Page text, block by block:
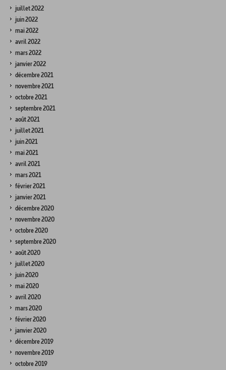
juillet 2022
juin 2022
mai 2022
avril 2022
mars 2022
janvier 2022
décembre 2021
novembre 2021
octobre 2021
septembre 2021
août 2021
juillet 2021
juin 2021
mai 2021
avril 2021
mars 2021
février 2021
janvier 2021
décembre 2020
novembre 2020
octobre 2020
septembre 2020
août 2020
juillet 2020
juin 2020
mai 2020
avril 2020
mars 2020
février 2020
janvier 2020
décembre 2019
novembre 2019
octobre 2019